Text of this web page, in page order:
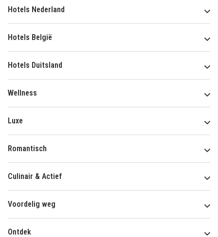
Hotels Nederland
Hotels België
Hotels Duitsland
Wellness
Luxe
Romantisch
Culinair & Actief
Voordelig weg
Ontdek